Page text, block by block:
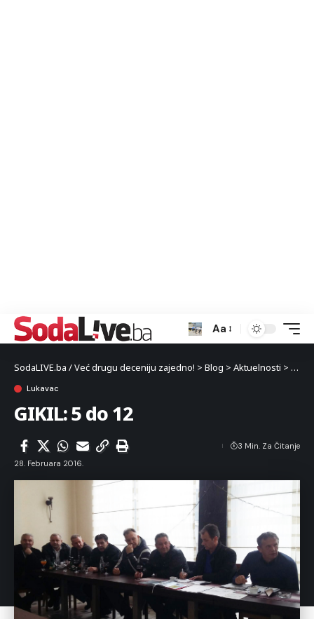
Aa
SodaLIVE.ba / Već drugu deceniju zajedno! > Blog > Aktuelnosti >
Lukavac
GIKIL: 5 do 12
28. Februara 2016.
3 Min. Za Čitanje